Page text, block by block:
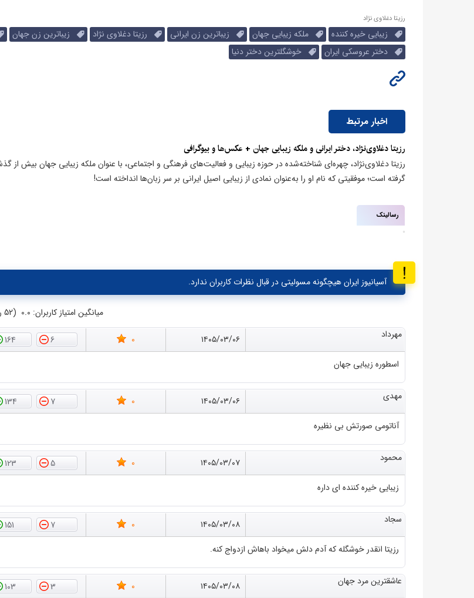
رزیتا دغلاوی نژاد
زیبایی خیره کننده ملکه زیبایی جهان زیباترین زن ایرانی رزیتا دغلاوی نژاد زیباترین زن جهان
دختر عروسکی ایران
خوشگلترین دختر دنیا
اخبار مرتبط
رزیتا دغلاوی‌نژاد، دختر ایرانی و ملکه زیبایی جهان + عکس‌ها و بیوگرافی
رزیتا دغلاوی‌نژاد، چهره‌ای شناخته‌شده در حوزه زیبایی و فعالیت‌های فرهنگی و اجتماعی، با عنوان ملکه زیبایی جهان بیش از
گرفته است؛ موفقیتی که نام او را به‌عنوان نمادی از زیبایی اصیل ایرانی بر سر زبان‌ها انداخته است!
رسالینک
آسیانیوز ایران هیچگونه مسولیتی در قبال نظرات کاربران ندارد.
میانگین امتیاز کاربران: 0.0 (52 رای)
مهرداد
۱۴۰۵/۰۳/۰۶ 0
6
164
اسطوره زیبایی جهان
مهدی ۱۴۰۵/۰۳/۰۶ 0
7
134
آناتومی صورتش بی نظیره
محمود ۱۴۰۵/۰۳/۰۷ 0
5
123
زیبایی خیره کننده ای داره
سجاد ۱۴۰۵/۰۳/۰۸ 0
7
151
رزیتا انقدر خوشگله که آدم دلش میخواد باهاش ازدواج کنه.
عاشقترین مرد جهان ۱۴۰۵/۰۳/۰۸ 0
3
103